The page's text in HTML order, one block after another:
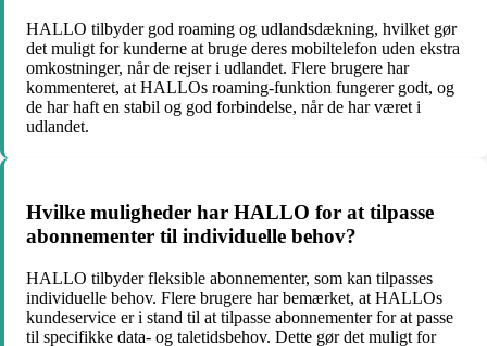
HALLO tilbyder god roaming og udlandsdækning, hvilket gør
det muligt for kunderne at bruge deres mobiltelefon uden ekstra
omkostninger, når de rejser i udlandet. Flere brugere har
kommenteret, at HALLOs roaming-funktion fungerer godt, og
de har haft en stabil og god forbindelse, når de har været i
udlandet.
Hvilke muligheder har HALLO for at tilpasse
abonnementer til individuelle behov?
HALLO tilbyder fleksible abonnementer, som kan tilpasses
individuelle behov. Flere brugere har bemærket, at HALLOs
kundeservice er i stand til at tilpasse abonnementer for at passe
til specifikke data- og taletidsbehov. Dette gør det muligt for